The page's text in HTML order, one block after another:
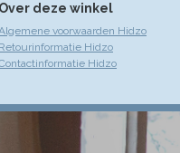
Over deze winkel
voorwaarden Hidzo
Retourinformatie Hidzo
Hidzo